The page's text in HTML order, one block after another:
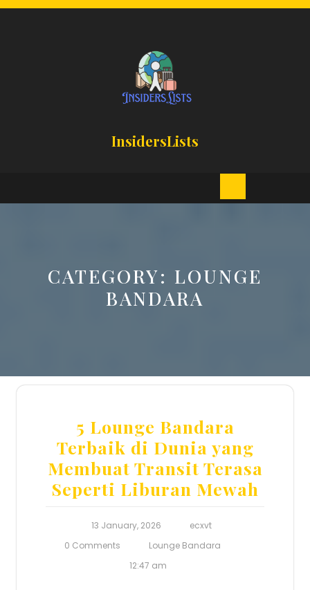
Skip
InsidersLists
Open
CATEGORY: LOUNGE
BANDARA
5 Lounge Bandara
Terbaik di Dunia yang
Membuat Transit Terasa
Seperti Liburan Mewah
13 January, 2026
ecxvt
0 Comments
Lounge Bandara
12:47 am